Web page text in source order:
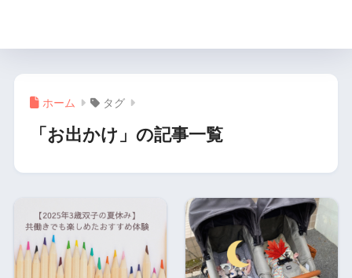
ホーム タグ
「お出かけ」の記事一覧